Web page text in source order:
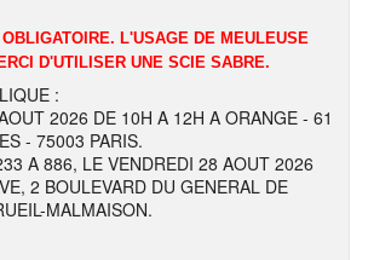
L'USAGE DE MEULEUSE
D'UTILISER UNE SCIE SABRE.
:
2026 DE 10H A 12H A ORANGE - 61
- 75003 PARIS.
A 886, LE VENDREDI 28 AOUT 2026
2 BOULEVARD DU GENERAL DE
MALMAISON.